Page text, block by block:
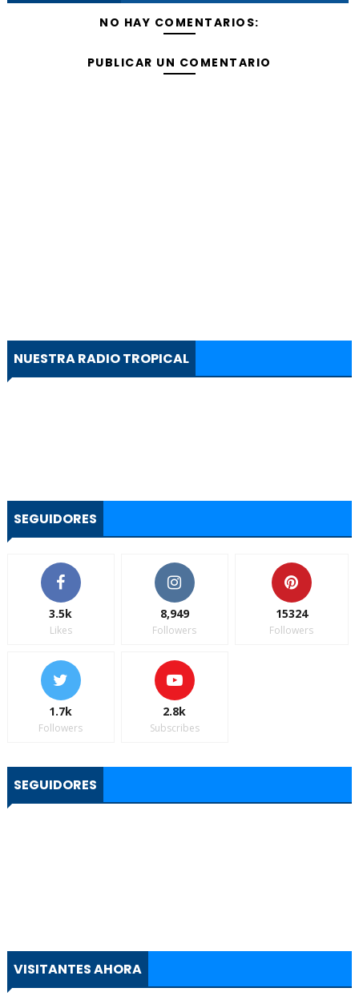
NO HAY COMENTARIOS:
PUBLICAR UN COMENTARIO
NUESTRA RADIO TROPICAL
SEGUIDORES
3.5k
Likes
8,949
Followers
15324
Followers
1.7k
Followers
2.8k
Subscribes
SEGUIDORES
VISITANTES AHORA